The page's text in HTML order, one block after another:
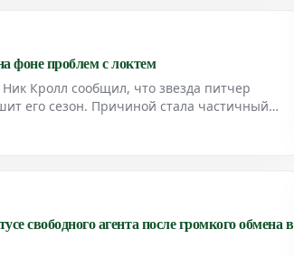
фоне проблем с локтем
Кролл сообщил, что звезда питчер
его сезон. Причиной стала частичный
свободного агента после громкого обмена в